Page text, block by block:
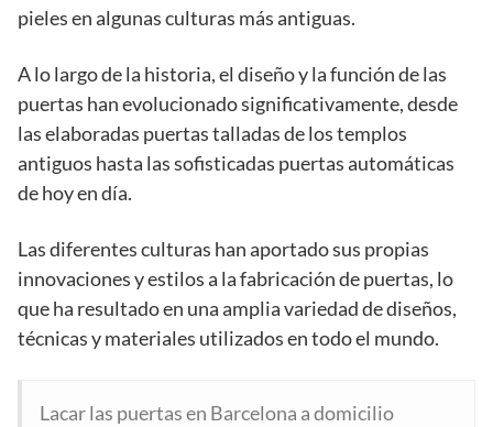
pieles en algunas culturas más antiguas.
A lo largo de la historia, el diseño y la función de las
puertas han evolucionado significativamente, desde
las elaboradas puertas talladas de los templos
antiguos hasta las sofisticadas puertas automáticas
de hoy en día.
Las diferentes culturas han aportado sus propias
innovaciones y estilos a la fabricación de puertas, lo
que ha resultado en una amplia variedad de diseños,
técnicas y materiales utilizados en todo el mundo.
Lacar las puertas en Barcelona a domicilio